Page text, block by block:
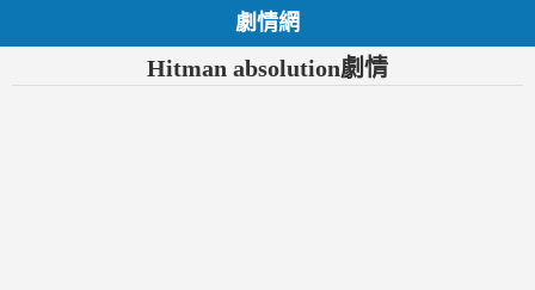
劇情網
Hitman absolution劇情